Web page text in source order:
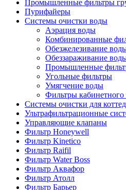
Промышленные фильтры
Пурифайеры
Системы очистки воды
Аэрация воды
Комбинированные
Обезжелезивание
Обеззараживание
Промышленные
Угольные фильтры
Умягчение воды
Фильтры кабинетного
Системы очистки для
Ультрафильтрационные
Управляющие клапаны
Фильтр Honeywell
Фильтр Kinetico
Фильтр Raifil
Фильтр Water Boss
Фильтр Аквафор
Фильтр Атолл
Фильтр Барьер